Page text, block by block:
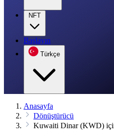
NFT
Başlayın
Türkçe
Anasayfa
Dönüştürücü
Kuwaiti Dinar (KWD)